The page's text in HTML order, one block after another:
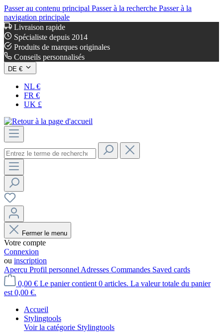
Passer au contenu principal Passer à la recherche Passer à la
navigation principale
Livraison rapide
Spécialiste depuis 2014
Produits de marques originales
Conseils personnalisés
DE €
NL €
FR €
UK £
Fermer le menu
Votre compte
Connexion
ou inscription
Aperçu Profil personnel Adresses Commandes Saved cards
0,00 € Le panier contient 0 articles. La valeur totale du panier
est 0,00 €.
Accueil
Stylingtools
Voir la catégorie Stylingtools